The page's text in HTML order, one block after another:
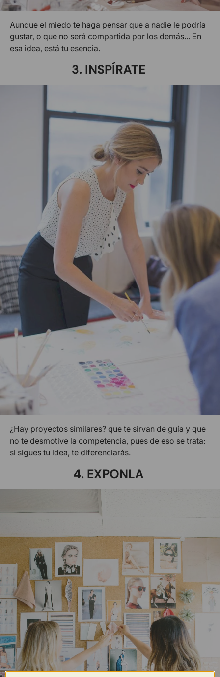
Aunque el miedo te haga pensar que a nadie le podría
gustar, o que no será compartida por los demás... En
esa idea, está tu esencia.
3. INSPÍRATE
¿Hay proyectos similares? que te sirvan de guía y que
no te desmotive la competencia, pues de eso se trata:
si sigues tu idea, te diferenciarás.
4. EXPONLA